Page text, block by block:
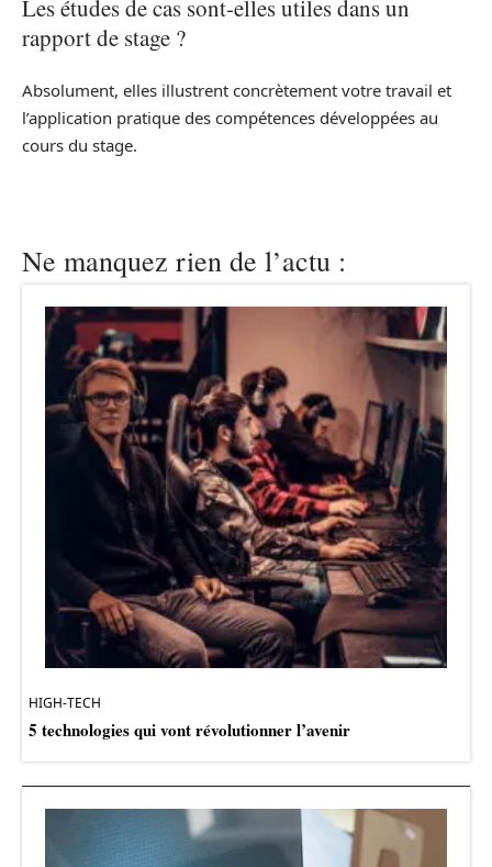
Les études de cas sont-elles utiles dans un
rapport de stage ?
Absolument, elles illustrent concrètement votre travail et
l’application pratique des compétences développées au
cours du stage.
Ne manquez rien de l’actu :
HIGH-TECH
5 technologies qui vont révolutionner l’avenir